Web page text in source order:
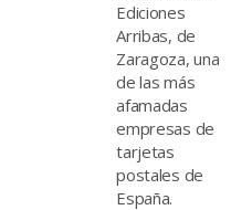
Ediciones
Arribas, de
Zaragoza, una
de las más
afamadas
empresas de
tarjetas
postales de
España.